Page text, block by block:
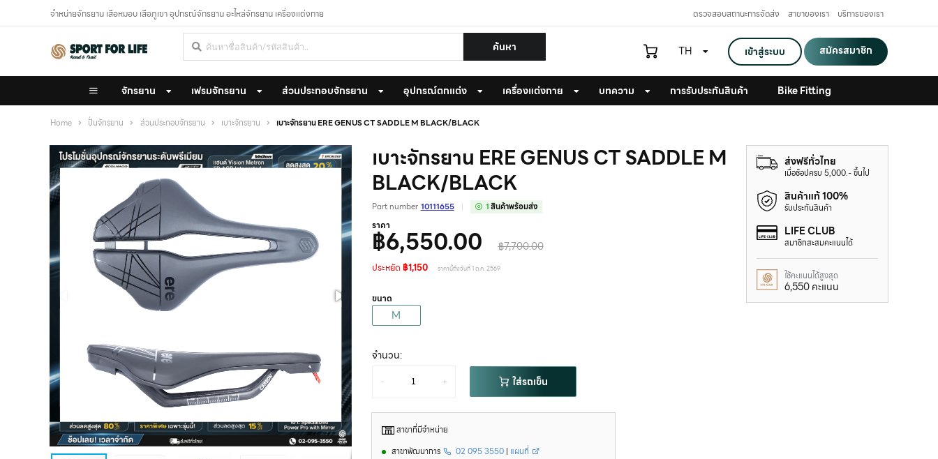
จำหน่ายจักรยาน เสือหมอบ เสือภูเขา อุปกรณ์จักรยาน อะไหล่จักรยาน เครื่องแต่งกาย ตรวจสอบสถานะการจัดส่ง สาขาของเรา บริการของเรา
ค้นหา เข้าสู่ระบบ สมัครสมาชิก
TH
จักรยาน เฟรมจักรยาน ส่วนประกอบจักรยาน อุปกรณ์ตกแต่ง เครื่องแต่งกาย บทความ การรับประกันสินค้า Bike Fitting
Home ปั่นจักรยาน ส่วนประกอบจักรยาน เบาะจักรยาน เบาะจักรยาน ERE GENUS CT SADDLE M BLACK/BLACK
เบาะจักรยาน ERE GENUS CT SADDLE M
BLACK/BLACK
Part number 10111655 1สินค้าพร้อมส่ง
ราคา
฿6,550.00 ฿7,700.00
ประหยัด ฿1,150 ราคานี้ถึงวันที่ 1 ต.ค. 2569
ขนาด
M
จำนวน:
-
+ ใส่รถเข็น
สาขาที่มีจำหน่าย
สาขาพัฒนาการ
02 095 3550 | แผนที่
ส่งฟรีทั่วไทย
เมื่อช้อปครบ 5,000.- ขึ้นไป
สินค้าแท้ 100%
รับประกันสินค้า
LIFE CLUB
สมาชิกสะสมคะแนนได้
ใช้คะแนนได้สูงสุด
6,550 คะแนน